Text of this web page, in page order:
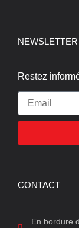
NEWSLETTER
Restez
CONTACT
En bordure